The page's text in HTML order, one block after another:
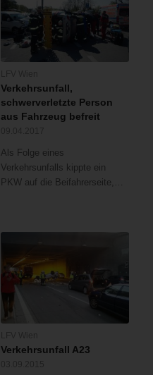
Verkehrsunfall,
schwerverletzte Person
aus Fahrzeug befreit
Als Folge eines
Verkehrsunfalls kippte ein
PKW auf die Beifahrerseite,…
Verkehrsunfall A23